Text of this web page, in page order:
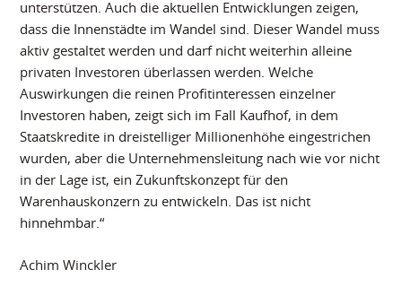
unterstützen. Auch die aktuellen Entwicklungen zeigen,
dass die Innenstädte im Wandel sind. Dieser Wandel muss
aktiv gestaltet werden und darf nicht weiterhin alleine
privaten Investoren überlassen werden. Welche
Auswirkungen die reinen Profitinteressen einzelner
Investoren haben, zeigt sich im Fall Kaufhof, in dem
Staatskredite in dreistelliger Millionenhöhe eingestrichen
wurden, aber die Unternehmensleitung nach wie vor nicht
in der Lage ist, ein Zukunftskonzept für den
Warenhauskonzern zu entwickeln. Das ist nicht
hinnehmbar.“
Achim Winckler